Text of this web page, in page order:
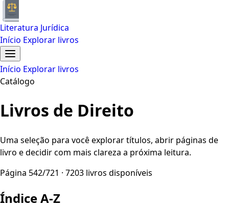
Literatura Jurídica
Início Explorar livros
Início Explorar livros
Catálogo
Livros de Direito
Uma seleção para você explorar títulos, abrir páginas de
livro e decidir com mais clareza a próxima leitura.
Página 542/721 · 7203 livros disponíveis
Índice A-Z